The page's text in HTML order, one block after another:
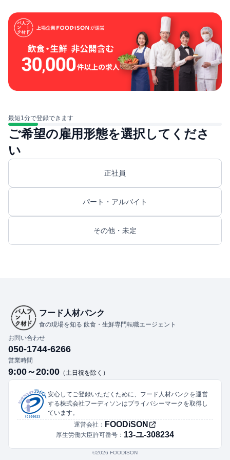
最短1分で登録できます
ご希望の雇用形態を選択してくださ
い
正社員
パート・アルバイト
その他・未定
フード人材バンク
食の現場を知る 飲食・生鮮専門転職エージェント
お問い合わせ
050-1744-6266
営業時間
9:00～20:00 （土日祝を除く）
安心してご登録いただくために、フード人材バンクを運営
する株式会社フーディソンはプライバシーマークを取得し
ています。
運営会社： FOODiSON
厚生労働大臣許可番号： 13-ユ-308234
©︎2026 FOODISON